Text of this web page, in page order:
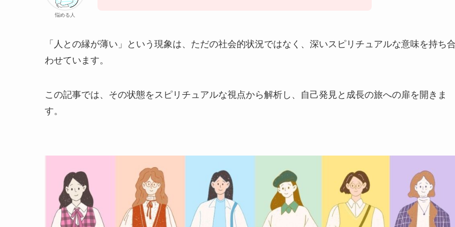
悩める人
「人との縁が薄い」という現象は、ただの社会的状況ではなく、深いスピリチュアルな意味を持ち
わせています。
この記事では、その状態をスピリチュアルな視点から解析し、自己発見と成長の旅への扉を開きま
す。